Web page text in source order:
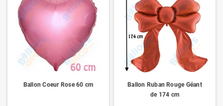
Ballon Coeur Rose 60 cm
Ballon Ruban Rouge Géant
de 174 cm